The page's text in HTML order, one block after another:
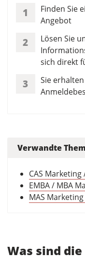
Was sind
1
Finden Sie
Angebot
2
Lösen Sie
sich direkt
3
Sie
Verwandte
CAS Marketing
EMBA / MBA
MAS